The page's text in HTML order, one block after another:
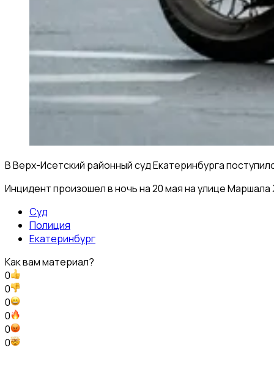
В Верх-Исетский районный суд Екатеринбурга
Инцидент произошел в ночь на 20 мая на улице
Суд
Полиция
Екатеринбург
Как вам материал?
0
0
0
0
0
0